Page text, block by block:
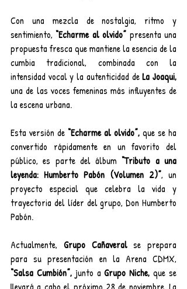
Con una mezcla de nostalgia, ritmo y
sentimiento, “Echarme al olvido” presenta una
propuesta fresca que mantiene la esencia de la
cumbia tradicional, combinada con la
intensidad vocal y la autenticidad de La Joaqui,
una de las voces femeninas más influyentes de
la escena urbana.
Esta versión de “Echarme al olvido”, que se ha
convertido rápidamente en un favorito del
público, es parte del álbum “Tributo a una
leyenda: Humberto Pabón (Volumen 2)”, un
proyecto especial que celebra la vida y
trayectoria del líder del grupo, Don Humberto
Pabón.
Actualmente, Grupo Cañaveral se prepara
“Salsa Cumbión”, junto a Grupo Niche, que se